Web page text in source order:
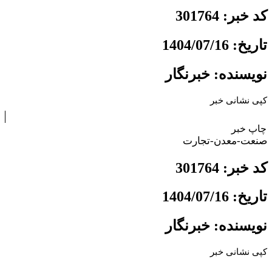
کد خبر: 301764
تاریخ: 1404/07/16
نویسنده: خبرنگار
کپی نشانی خبر
چاپ خبر
صنعت-معدن-تجارت
کد خبر: 301764
تاریخ: 1404/07/16
نویسنده: خبرنگار
کپی نشانی خبر